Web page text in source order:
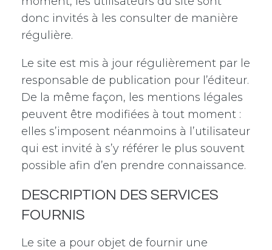
donc invités à les consulter de manière
régulière.
Le site est mis à jour régulièrement par le
responsable de publication pour l’éditeur.
De la même façon, les mentions légales
peuvent être modifiées à tout moment :
elles s’imposent néanmoins à l’utilisateur
qui est invité à s’y référer le plus souvent
possible afin d’en prendre connaissance.
DESCRIPTION DES SERVICES
FOURNIS
Le site a pour objet de fournir une